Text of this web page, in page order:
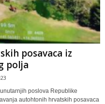
posavaca iz
polja
poslova Republike
autohtonih hrvatskih posavaca